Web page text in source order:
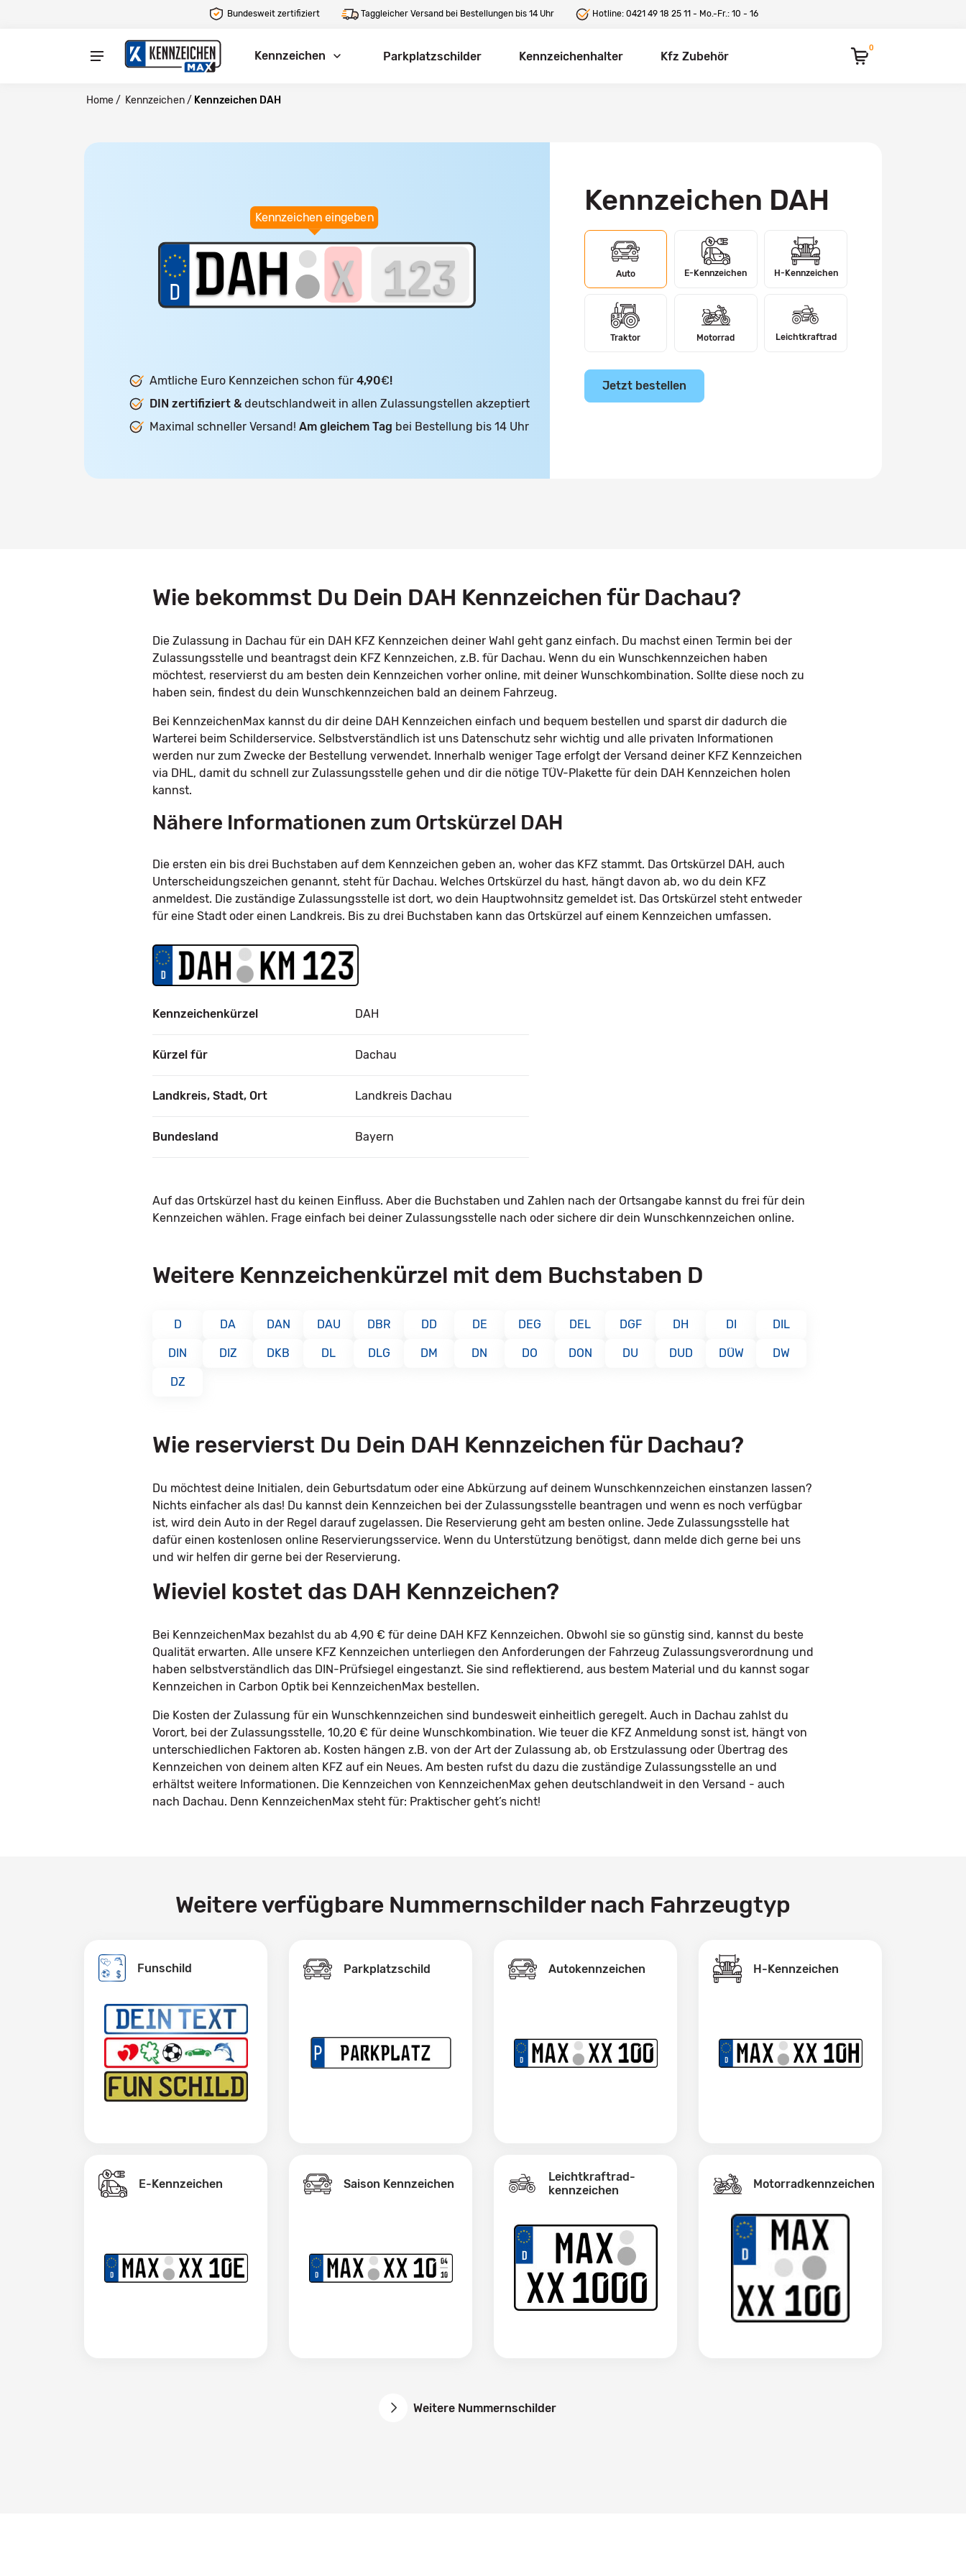
Bundesweit zertifiziert Taggleicher Versand bei Bestellungen bis 14 Uhr Hotline: 0421 49 18 25 11 - Mo.-Fr.: 10 - 16
Kennzeichen Parkplatzschilder Kennzeichenhalter Kfz Zubehör
0
Home/ Kennzeichen/ Kennzeichen DAH
Kennzeichen eingeben
Amtliche Euro Kennzeichen schon für 4,90€!
DIN zertifiziert & deutschlandweit in allen Zulassungstellen akzeptiert
Maximal schneller Versand! Am gleichem Tag bei Bestellung bis 14 Uhr
Kennzeichen DAH
Auto E-Kennzeichen H-Kennzeichen
Traktor Motorrad Leichtkraftrad
Jetzt bestellen
Wie bekommst Du Dein DAH Kennzeichen für Dachau?
Die Zulassung in Dachau für ein DAH KFZ Kennzeichen deiner Wahl geht ganz einfach. Du machst einen Termin bei der
Zulassungsstelle und beantragst dein KFZ Kennzeichen, z.B. für Dachau. Wenn du ein Wunschkennzeichen haben
möchtest, reservierst du am besten dein Kennzeichen vorher online, mit deiner Wunschkombination. Sollte diese noch zu
haben sein, findest du dein Wunschkennzeichen bald an deinem Fahrzeug.
Bei KennzeichenMax kannst du dir deine DAH Kennzeichen einfach und bequem bestellen und sparst dir dadurch die
Warterei beim Schilderservice. Selbstverständlich ist uns Datenschutz sehr wichtig und alle privaten Informationen
werden nur zum Zwecke der Bestellung verwendet. Innerhalb weniger Tage erfolgt der Versand deiner KFZ Kennzeichen
via DHL, damit du schnell zur Zulassungsstelle gehen und dir die nötige TÜV-Plakette für dein DAH Kennzeichen holen
kannst.
Nähere Informationen zum Ortskürzel DAH
Die ersten ein bis drei Buchstaben auf dem Kennzeichen geben an, woher das KFZ stammt. Das Ortskürzel DAH, auch
Unterscheidungszeichen genannt, steht für Dachau. Welches Ortskürzel du hast, hängt davon ab, wo du dein KFZ
anmeldest. Die zuständige Zulassungsstelle ist dort, wo dein Hauptwohnsitz gemeldet ist. Das Ortskürzel steht entweder
für eine Stadt oder einen Landkreis. Bis zu drei Buchstaben kann das Ortskürzel auf einem Kennzeichen umfassen.
Kennzeichenkürzel DAH
Kürzel für Dachau
Landkreis, Stadt, Ort Landkreis Dachau
Bundesland Bayern
Auf das Ortskürzel hast du keinen Einfluss. Aber die Buchstaben und Zahlen nach der Ortsangabe kannst du frei für dein
Kennzeichen wählen. Frage einfach bei deiner Zulassungsstelle nach oder sichere dir dein Wunschkennzeichen online.
Weitere Kennzeichenkürzel mit dem Buchstaben D
D DA DAN DAU DBR DD DE DEG DEL DGF DH DI DIL
DIN DIZ DKB DL DLG DM DN DO DON DU DUD DÜW DW
DZ
Wie reservierst Du Dein DAH Kennzeichen für Dachau?
Du möchtest deine Initialen, dein Geburtsdatum oder eine Abkürzung auf deinem Wunschkennzeichen einstanzen lassen?
Nichts einfacher als das! Du kannst dein Kennzeichen bei der Zulassungsstelle beantragen und wenn es noch verfügbar
ist, wird dein Auto in der Regel darauf zugelassen. Die Reservierung geht am besten online. Jede Zulassungsstelle hat
dafür einen kostenlosen online Reservierungsservice. Wenn du Unterstützung benötigst, dann melde dich gerne bei uns
und wir helfen dir gerne bei der Reservierung.
Wieviel kostet das DAH Kennzeichen?
Bei KennzeichenMax bezahlst du ab 4,90 € für deine DAH KFZ Kennzeichen. Obwohl sie so günstig sind, kannst du beste
Qualität erwarten. Alle unsere KFZ Kennzeichen unterliegen den Anforderungen der Fahrzeug Zulassungsverordnung und
haben selbstverständlich das DIN-Prüfsiegel eingestanzt. Sie sind reflektierend, aus bestem Material und du kannst sogar
Kennzeichen in Carbon Optik bei KennzeichenMax bestellen.
Die Kosten der Zulassung für ein Wunschkennzeichen sind bundesweit einheitlich geregelt. Auch in Dachau zahlst du
Vorort, bei der Zulassungsstelle, 10,20 € für deine Wunschkombination. Wie teuer die KFZ Anmeldung sonst ist, hängt von
unterschiedlichen Faktoren ab. Kosten hängen z.B. von der Art der Zulassung ab, ob Erstzulassung oder Übertrag des
Kennzeichen von deinem alten KFZ auf ein Neues. Am besten rufst du dazu die zuständige Zulassungsstelle an und
erhältst weitere Informationen. Die Kennzeichen von KennzeichenMax gehen deutschlandweit in den Versand - auch
nach Dachau. Denn KennzeichenMax steht für: Praktischer geht’s nicht!
Weitere verfügbare Nummernschilder nach Fahrzeugtyp
Funschild Parkplatzschild Autokennzeichen H-Kennzeichen
E-Kennzeichen Saison Kennzeichen
Leichtkraftrad­
kennzeichen
Motorradkennzeichen
Weitere Nummernschilder